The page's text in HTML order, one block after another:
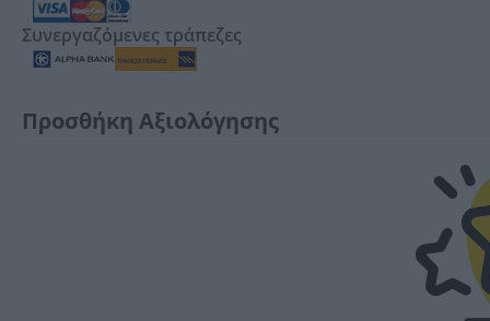
Συνεργαζόμενες τράπεζες
Προσθήκη Αξιολόγησης